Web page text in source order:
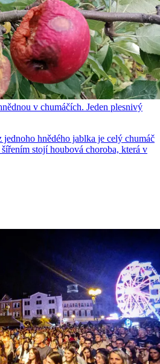
v chumáčích. Jeden plesnivý
jednoho hnědého jablka je celý chumáč
stojí houbová choroba, která v